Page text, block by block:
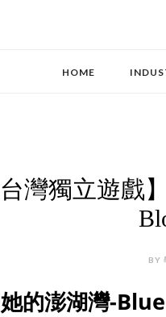
HOME
台灣獨立遊戲
BY
的澎湖灣-